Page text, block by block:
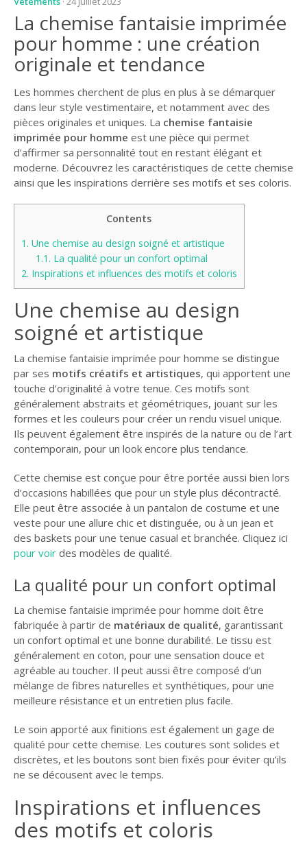
La chemise fantaisie imprimée
pour homme : une création
originale et tendance
Les hommes cherchent de plus en plus à se démarquer
dans leur style vestimentaire, et notamment avec des
pièces originales et uniques. La chemise fantaisie
imprimée pour homme est une pièce qui permet
d’affirmer sa personnalité tout en restant élégant et
moderne. Découvrez les caractéristiques de cette chemise
ainsi que les inspirations derrière ses motifs et ses coloris.
Contents
1. Une chemise au design soigné et artistique
1.1. La qualité pour un confort optimal
2. Inspirations et influences des motifs et coloris
Une chemise au design
soigné et artistique
La chemise fantaisie imprimée pour homme se distingue
par ses motifs créatifs et artistiques, qui apportent une
touche d’originalité à votre tenue. Ces motifs sont
généralement abstraits et géométriques, jouant sur les
formes et les couleurs pour créer un rendu visuel unique.
Ils peuvent également être inspirés de la nature ou de l’art
contemporain, pour un look encore plus tendance.
Cette chemise est conçue pour être portée aussi bien lors
d’occasions habillées que pour un style plus décontracté.
Elle peut être associée à un pantalon de costume et une
veste pour une allure chic et distinguée, ou à un jean et
des baskets pour une tenue casual et branchée. Cliquez ici
pour voirdes modèles de qualité.
La qualité pour un confort optimal
La chemise fantaisie imprimée pour homme doit être
fabriquée à partir de matériaux de qualité, garantissant
un confort optimal et une bonne durabilité. Le tissu est
généralement en coton, pour une sensation douce et
agréable au toucher. Il peut aussi être composé d’un
mélange de fibres naturelles et synthétiques, pour une
meilleure résistance et un entretien plus facile.
Le soin apporté aux finitions est également un gage de
qualité pour cette chemise. Les coutures sont solides et
discrètes, et les boutons sont bien fixés pour éviter qu’ils
ne se décousent avec le temps.
Inspirations et influences
des motifs et coloris